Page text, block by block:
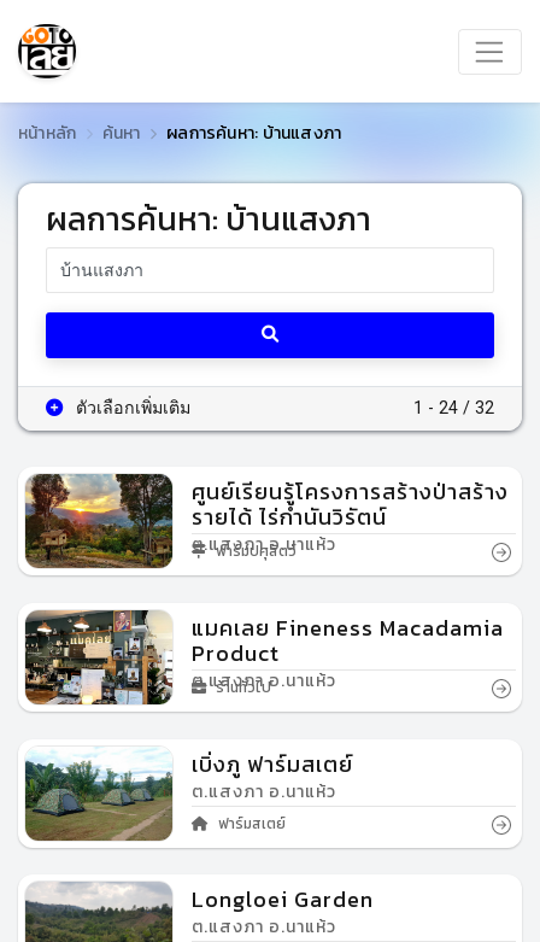
หน้าหลัก ค้นหา ผลการค้นหา: บ้านแสงภา
ผลการค้นหา: บ้านแสงภา
1 - 24 / 32
ตัวเลือกเพิ่มเติม
ศูนย์เรียนรู้โครงการสร้างป่าสร้าง
รายได้ ไร่กำนันวิรัตน์
ต.แสงภา อ.นาแห้ว
ฟาร์มปศุสัตว์
แมคเลย Fineness Macadamia
Product
ต.แสงภา อ.นาแห้ว
ร้านทั่วไป
เบิ่งภู ฟาร์มสเตย์
ต.แสงภา อ.นาแห้ว
ฟาร์มสเตย์
Longloei Garden
ต.แสงภา อ.นาแห้ว